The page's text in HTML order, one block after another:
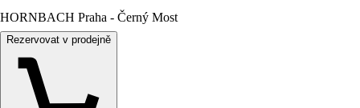
HORNBACH Praha - Černý Most
Rezervovat v prodejně